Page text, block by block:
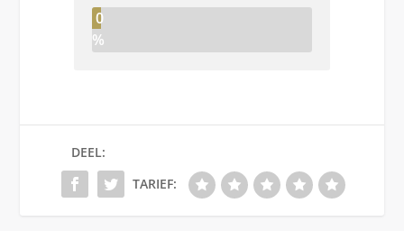
0
%
DEEL:
TARIEF: